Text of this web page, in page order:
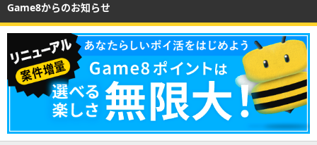
Game8からのお知らせ